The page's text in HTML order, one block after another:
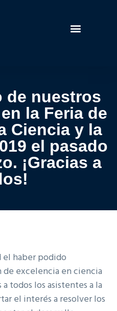
de nuestros
la Feria de
Ciencia y la
el pasado
¡Gracias a
el haber podido
excelencia en ciencia
todos los asistentes a la
el interés a resolver los